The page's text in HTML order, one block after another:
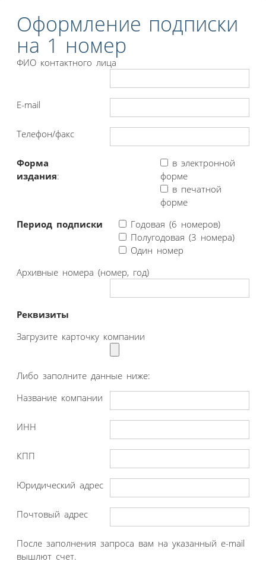
Оформление подписки
на 1 номер
ФИО контактного лица
E-mail
Телефон/факс
Форма
издания:
в электронной
форме
в печатной
форме
Период подписки
Годовая (6 номеров)
Полугодовая (3 номера)
Один номер
Архивные номера (номер, год)
Реквизиты
Загрузите карточку компании
Либо заполните данные ниже:
Название компании
ИНН
КПП
Юридический адрес
Почтовый адрес
После заполнения запроса вам на указанный e-mail
вышлют счет.